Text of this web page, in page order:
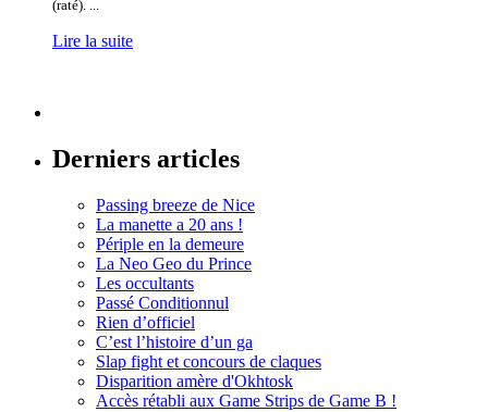
(raté). ...
Lire la suite
Derniers articles
Passing breeze de Nice
La manette a 20 ans !
Périple en la demeure
La Neo Geo du Prince
Les occultants
Passé Conditionnul
Rien d’officiel
C’est l’histoire d’un ga
Slap fight et concours de claques
Disparition amère d'Okhtosk
Accès rétabli aux Game Strips de Game B !